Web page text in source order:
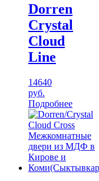
Dorren
Crystal
Cloud
Line
14640
руб.
Подробнее